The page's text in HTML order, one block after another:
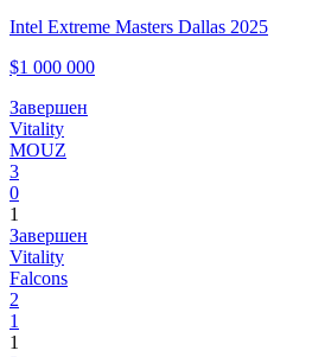
Intel Extreme Masters Dallas 2025
$1 000 000
Завершен
Vitality
MOUZ
3
0
1
Завершен
Vitality
Falcons
2
1
1